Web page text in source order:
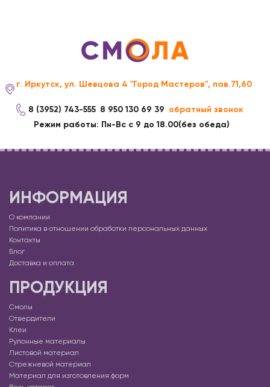
г. Иркутск, ул. Шевцова 4 "Город Мастеров", пав.71,60
8 (3952) 743-555 8 950 130 69 39 обратный звонок
Режим работы: Пн-Вс с 9 до 18.00(без обеда)
ИНФОРМАЦИЯ
О компании
Политика в отношении обработки персональных данных
Контакты
Блог
Доставка и оплата
ПРОДУКЦИЯ
Смолы
Отвердители
Клеи
Рулонные материалы
Листовой материал
Стрежневой материал
Материал для изготовления форм